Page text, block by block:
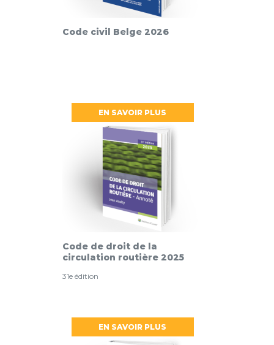
Code civil Belge 2026
EN SAVOIR PLUS
Code de droit de la
circulation routière 2025
31e édition
EN SAVOIR PLUS